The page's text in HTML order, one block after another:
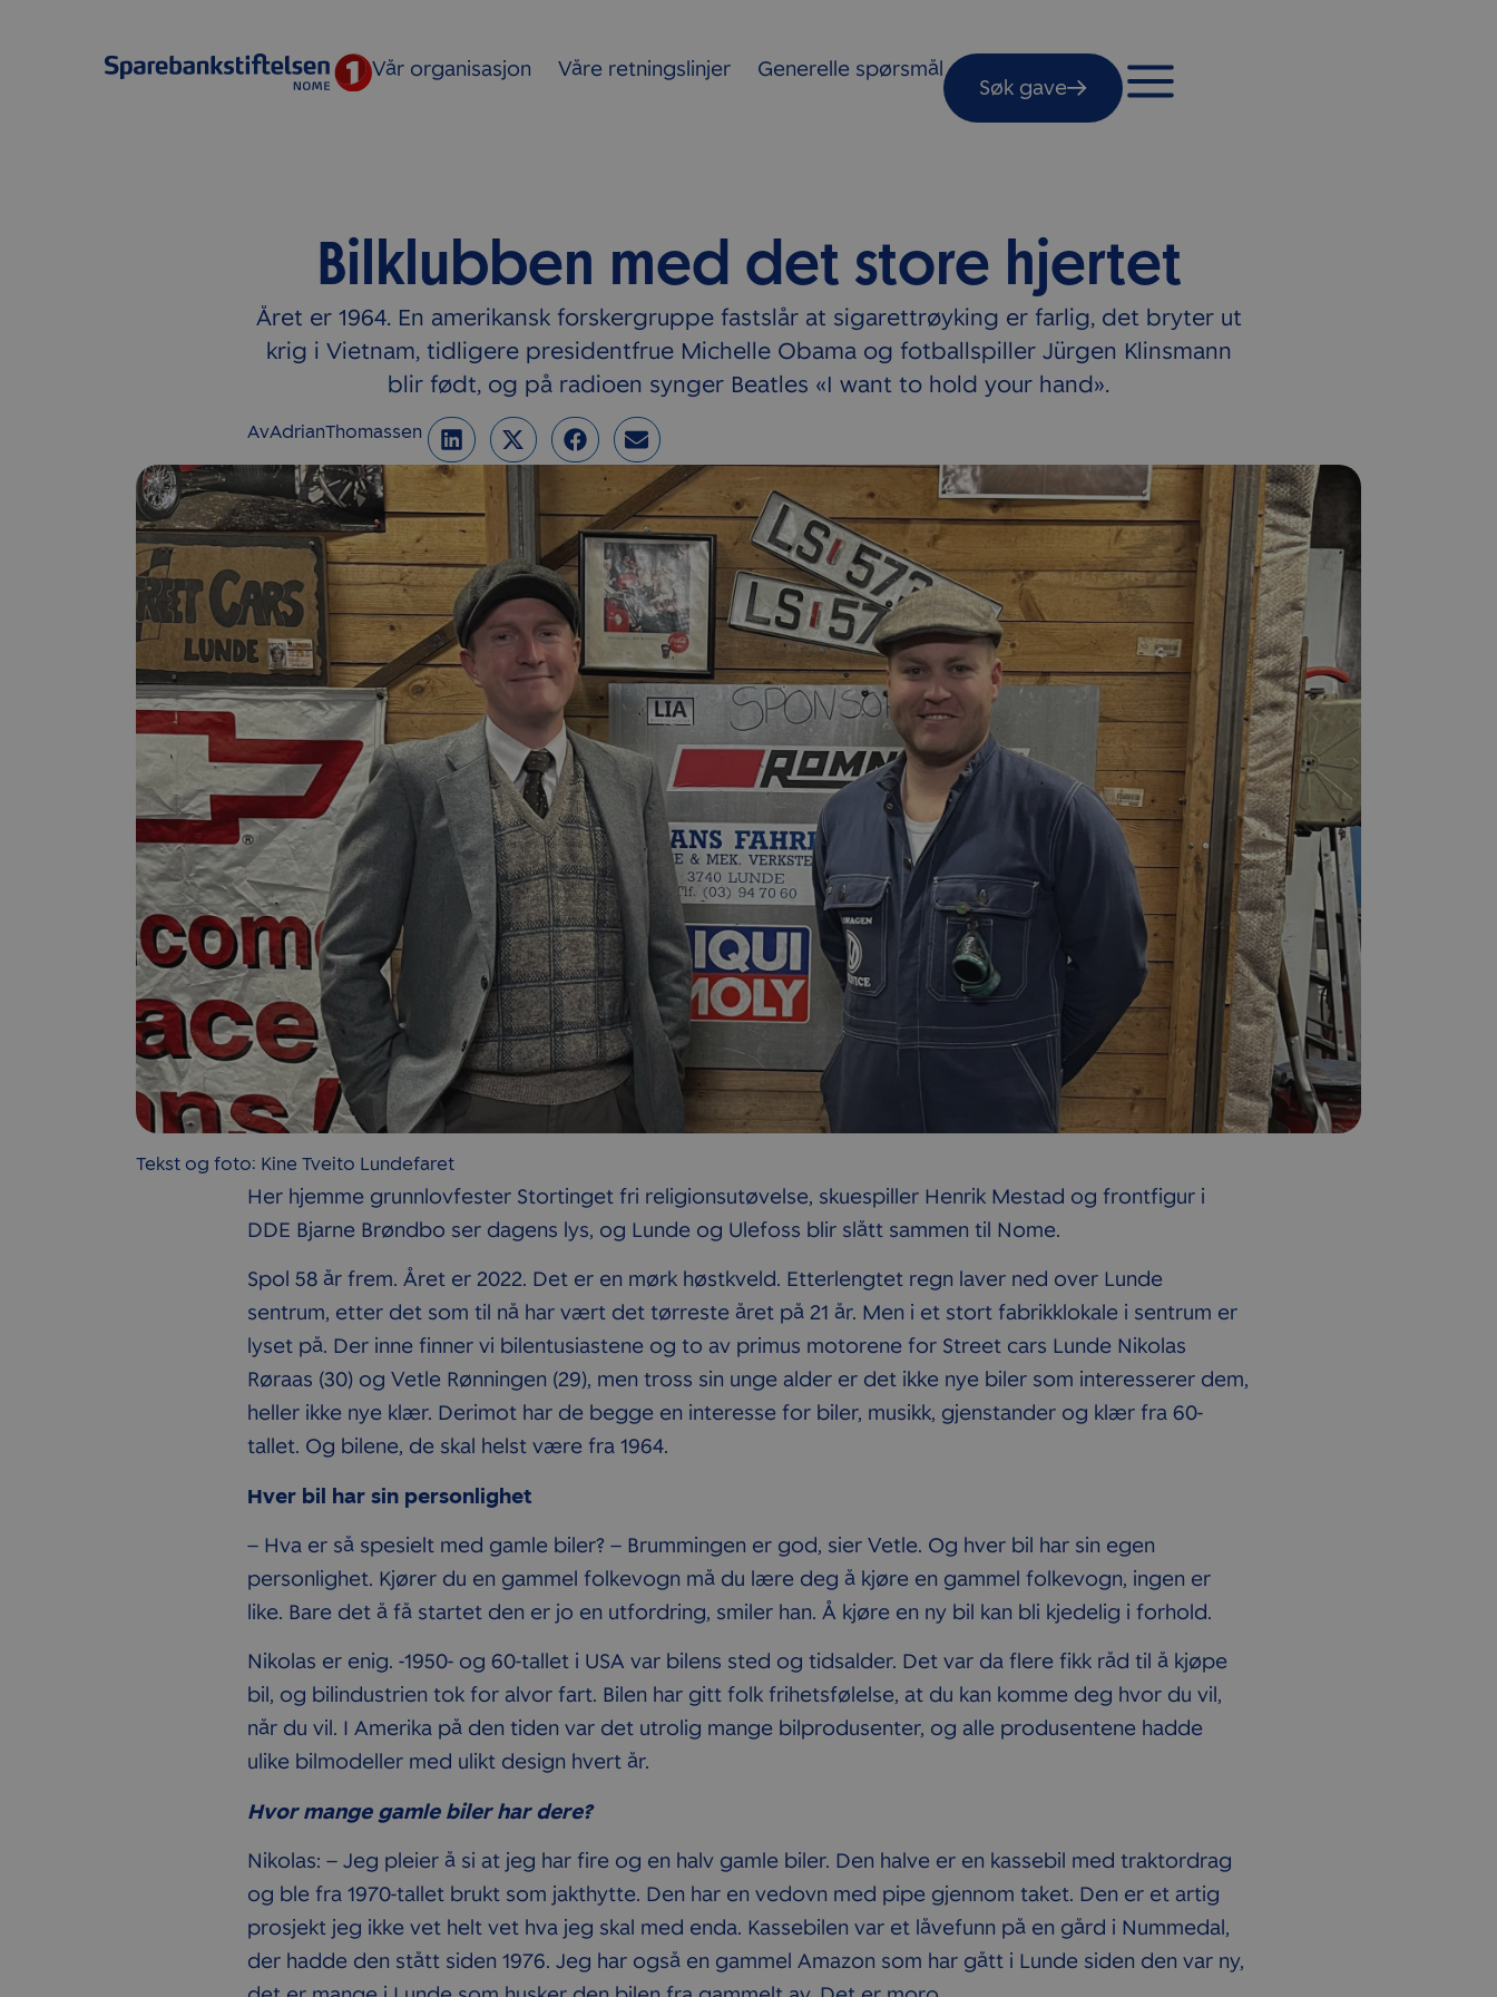
Vår organisasjon Våre retningslinjer Generelle spørsmål
Søk gave
Bilklubben med det store hjertet
Året er 1964. En amerikansk forskergruppe fastslår at sigarettrøyking er farlig, det bryter ut
krig i Vietnam, tidligere presidentfrue Michelle Obama og fotballspiller Jürgen Klinsmann
blir født, og på radioen synger Beatles «I want to hold your hand».
AvAdrianThomassen
Tekst og foto: Kine Tveito Lundefaret
Her hjemme grunnlovfester Stortinget fri religionsutøvelse, skuespiller Henrik Mestad og frontfigur i
DDE Bjarne Brøndbo ser dagens lys, og Lunde og Ulefoss blir slått sammen til Nome.
Spol 58 år frem. Året er 2022. Det er en mørk høstkveld. Etterlengtet regn laver ned over Lunde
sentrum, etter det som til nå har vært det tørreste året på 21 år. Men i et stort fabrikklokale i sentrum er
lyset på. Der inne finner vi bilentusiastene og to av primus motorene for Street cars Lunde Nikolas
Røraas (30) og Vetle Rønningen (29), men tross sin unge alder er det ikke nye biler som interesserer dem,
heller ikke nye klær. Derimot har de begge en interesse for biler, musikk, gjenstander og klær fra 60-
tallet. Og bilene, de skal helst være fra 1964.
Hver bil har sin personlighet
– Hva er så spesielt med gamle biler? – Brummingen er god, sier Vetle. Og hver bil har sin egen
personlighet. Kjører du en gammel folkevogn må du lære deg å kjøre en gammel folkevogn, ingen er
like. Bare det å få startet den er jo en utfordring, smiler han. Å kjøre en ny bil kan bli kjedelig i forhold.
Nikolas er enig. -1950- og 60-tallet i USA var bilens sted og tidsalder. Det var da flere fikk råd til å kjøpe
bil, og bilindustrien tok for alvor fart. Bilen har gitt folk frihetsfølelse, at du kan komme deg hvor du vil,
når du vil. I Amerika på den tiden var det utrolig mange bilprodusenter, og alle produsentene hadde
ulike bilmodeller med ulikt design hvert år.
Hvor mange gamle biler har dere?
Nikolas: – Jeg pleier å si at jeg har fire og en halv gamle biler. Den halve er en kassebil med traktordrag
og ble fra 1970-tallet brukt som jakthytte. Den har en vedovn med pipe gjennom taket. Den er et artig
prosjekt jeg ikke vet helt vet hva jeg skal med enda. Kassebilen var et låvefunn på en gård i Nummedal,
der hadde den stått siden 1976. Jeg har også en gammel Amazon som har gått i Lunde siden den var ny,